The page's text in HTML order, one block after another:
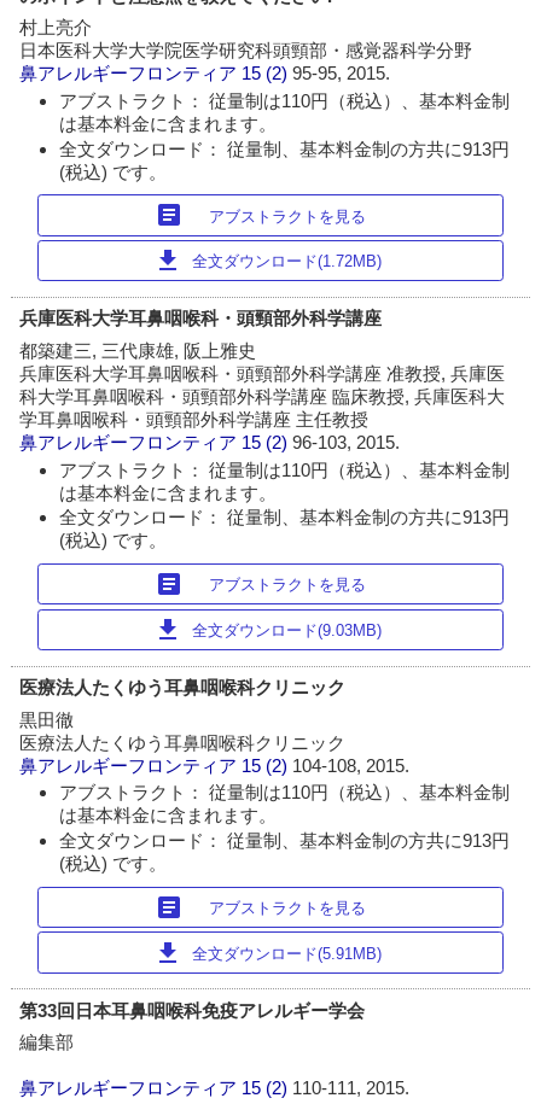
村上亮介
日本医科大学大学院医学研究科頭頸部・感覚器科学分野
鼻アレルギーフロンティア 15 (2)95-95, 2015.
アブストラクト： 従量制は110円（税込）、基本料金制
は基本料金に含まれます。
全文ダウンロード： 従量制、基本料金制の方共に913円
(税込) です。
article アブストラクトを見る
download 全文ダウンロード(1.72MB)
兵庫医科大学耳鼻咽喉科・頭頸部外科学講座
都築建三, 三代康雄, 阪上雅史
兵庫医科大学耳鼻咽喉科・頭頸部外科学講座 准教授, 兵庫医
科大学耳鼻咽喉科・頭頸部外科学講座 臨床教授, 兵庫医科大
学耳鼻咽喉科・頭頸部外科学講座 主任教授
鼻アレルギーフロンティア 15 (2)96-103, 2015.
アブストラクト： 従量制は110円（税込）、基本料金制
は基本料金に含まれます。
全文ダウンロード： 従量制、基本料金制の方共に913円
(税込) です。
article アブストラクトを見る
download 全文ダウンロード(9.03MB)
医療法人たくゆう耳鼻咽喉科クリニック
黒田徹
医療法人たくゆう耳鼻咽喉科クリニック
鼻アレルギーフロンティア 15 (2) 104-108, 2015.
アブストラクト： 従量制は110円（税込）、基本料金制
は基本料金に含まれます。
全文ダウンロード： 従量制、基本料金制の方共に913円
(税込) です。
article アブストラクトを見る
download 全文ダウンロード(5.91MB)
第33回日本耳鼻咽喉科免疫アレルギー学会
編集部
鼻アレルギーフロンティア 15 (2) 110-111, 2015.